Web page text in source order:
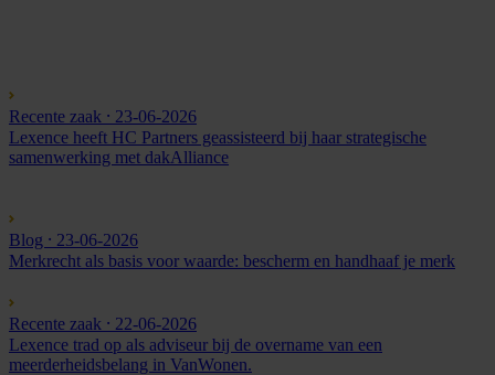
Recente zaak ⸱ 23-06-2026
Lexence heeft HC Partners geassisteerd bij haar strategische
samenwerking met dakAlliance
Blog ⸱ 23-06-2026
Merkrecht als basis voor waarde: bescherm en handhaaf je merk
Recente zaak ⸱ 22-06-2026
Lexence trad op als adviseur bij de overname van een
meerderheidsbelang in VanWonen.